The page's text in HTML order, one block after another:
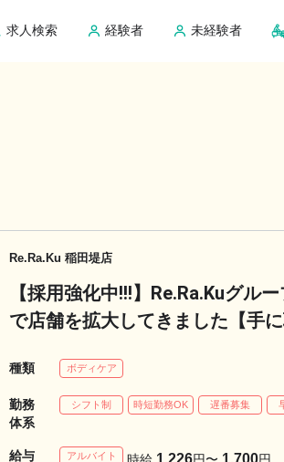
求人検索 経験者 未経験者
Re.Ra.Ku 稲田堤店
【採用強化中!!!】Re.Ra.Kuグル
で店舗を拡大してきました【手
種類 ボディケア
勤務
体系
シフト制 時短勤務OK 遅番募集
給与 アルバイト 1,226 1,700